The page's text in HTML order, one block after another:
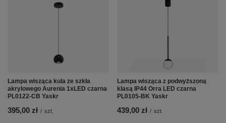
Lampa wisząca kula ze szkła
akrylowego Aurenia 1xLED czarna
PL0122-CB Yaskr
395,00 zł / szt.
Lampa wisząca z podwyższoną
klasą IP44 Orra LED czarna
PL0105-BK Yaskr
439,00 zł / szt.